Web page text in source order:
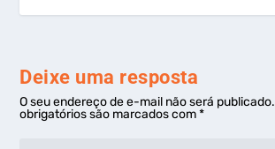
Deixe uma resposta
O seu endereço de e-mail não será publicado.
obrigatórios são marcados com*